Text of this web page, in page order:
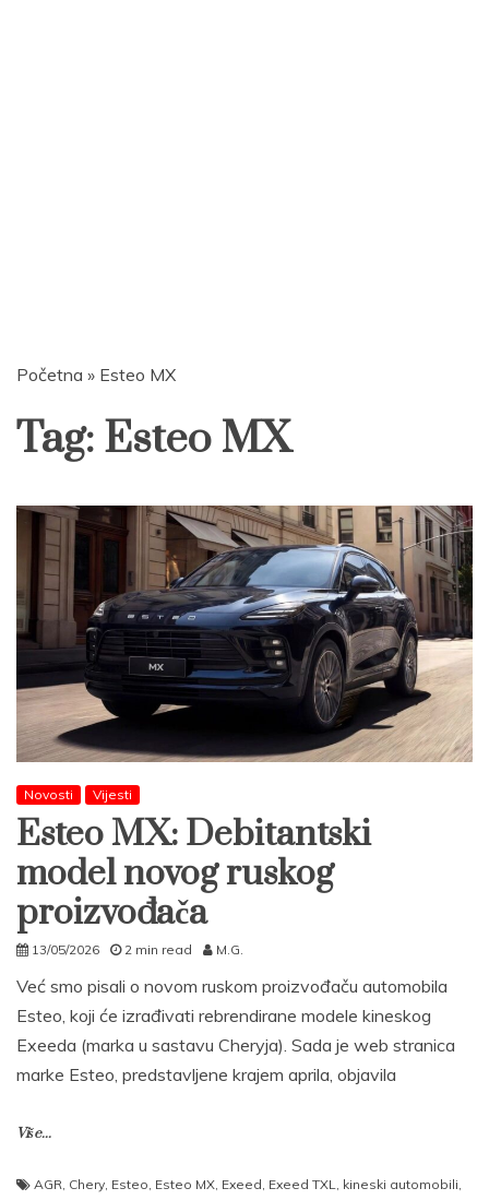
Početna » Esteo MX
Tag: Esteo MX
Novosti Vijesti
Esteo MX: Debitantski
model novog ruskog
proizvođača
13/05/2026 2 min read M.G.
Već smo pisali o novom ruskom proizvođaču automobila
Esteo, koji će izrađivati rebrendirane modele kineskog
Exeeda (marka u sastavu Cheryja). Sada je web stranica
marke Esteo, predstavljene krajem aprila, objavila
Više...
AGR, Chery, Esteo, Esteo MX, Exeed, Exeed TXL, kineski automobili,